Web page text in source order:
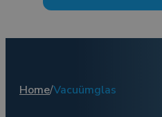
Home/Vacuümglas